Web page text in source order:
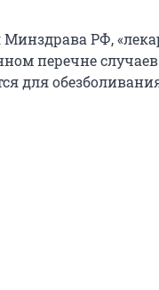
РФ,
перечне
для